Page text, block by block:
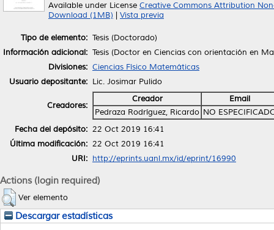
Available under License Creative Commons Attribution
Download (1MB)
Vista previa
Tipo de elemento: Tesis (Doctorado)
Información adicional: Tesis (Doctor en Ciencias con orientación en
Divisiones: Ciencias Físico Matemáticas
Usuario depositante: Lic. Josimar Pulido
Creadores:
Creador
Email
Pedraza Rodríguez, Ricardo NO
Fecha del depósito: 22 Oct 2019 16:41
Última modificación: 22 Oct 2019 16:41
URI: http://eprints.uanl.mx/id/eprint/16990
Actions (login required)
Ver elemento
Descargar estadísticas